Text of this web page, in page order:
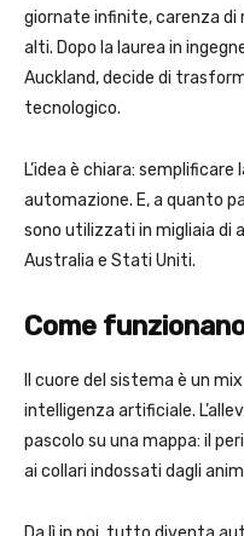
giornate infinite, carenza di
alti. Dopo la laurea in
Auckland, decide di
tecnologico.
L’idea è chiara:
automazione. E, a quanto
sono utilizzati in migliaia di
Australia e Stati Uniti.
Come
Il cuore del sistema è un
intelligenza artificiale.
pascolo su una mappa: il
ai collari indossati dagli